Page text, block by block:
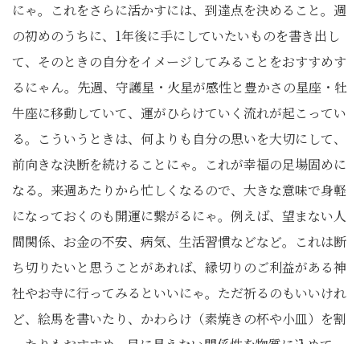
にゃ。これをさらに活かすには、到達点を決めること。週
の初めのうちに、1年後に手にしていたいものを書き出し
て、そのときの自分をイメージしてみることをおすすめす
るにゃん。先週、守護星・火星が感性と豊かさの星座・牡
牛座に移動していて、運がひらけていく流れが起こってい
る。こういうときは、何よりも自分の思いを大切にして、
前向きな決断を続けることにゃ。これが幸福の足場固めに
なる。来週あたりから忙しくなるので、大きな意味で身軽
になっておくのも開運に繋がるにゃ。例えば、望まない人
間関係、お金の不安、病気、生活習慣などなど。これは断
ち切りたいと思うことがあれば、縁切りのご利益がある神
社やお寺に行ってみるといいにゃ。ただ祈るのもいいけれ
ど、絵馬を書いたり、かわらけ（素焼きの杯や小皿）を割